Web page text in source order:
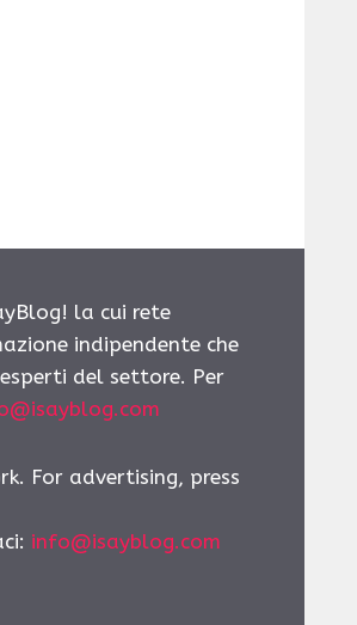
la cui rete
indipendente che
del settore. Per
For advertising, press
: info@isayblog.com